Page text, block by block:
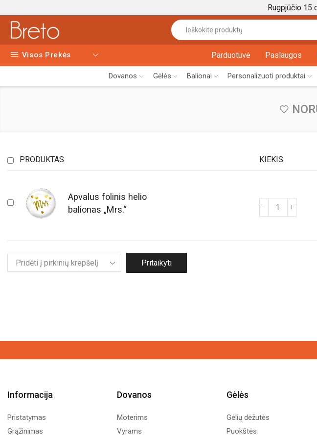
Rugpjūčio 15
Visos Prekės Parduotuvė Paslaugos
Dovanos Gėlės Balionai Personalizuoti produktai
PRODUKTAS KIEKIS
Apvalus folinis helio
balionas „Mrs.“
produkto
folinis
Pritaikyti
Informacija
Pristatymas
Grąžinimas
Dovanos
Moterims
Vyrams
Gėlės
Gėlių dėžutės
Puokštės